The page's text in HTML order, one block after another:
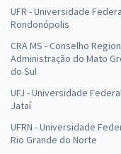
UFR - Universidade
Rondonópolis
CRA MS - Conselho
Administração do Mato
do Sul
UFJ - Universidade
Jataí
UFRN - Universidade
Rio Grande do Norte